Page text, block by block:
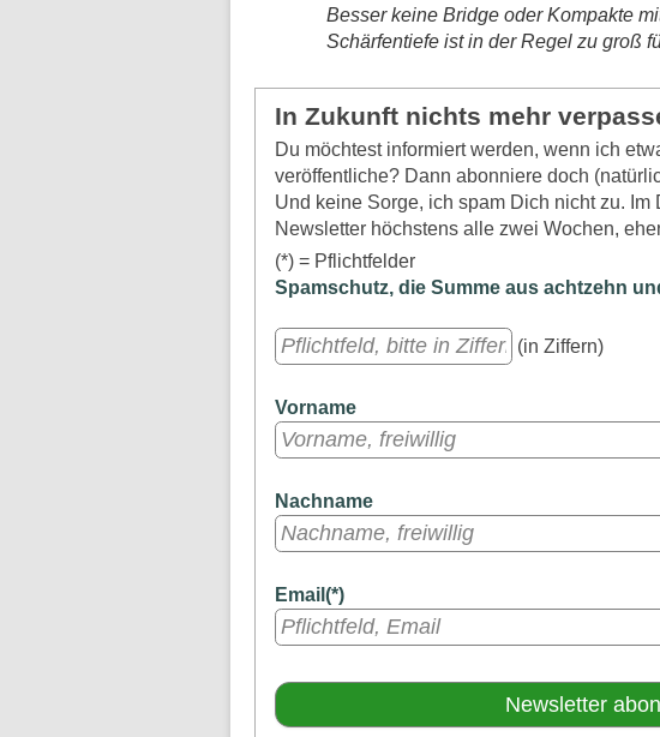
Besser keine Bridge oder Kompakte
Schärfentiefe ist in der Regel zu groß
In Zukunft nichts mehr
Du möchtest informiert werden, wenn ich
veröffentliche? Dann abonniere doch
Und keine Sorge, ich spam Dich nicht zu. Im
Newsletter höchstens alle zwei Wochen,
(*) = Pflichtfelder
Spamschutz, die Summe aus achtzehn
(in Ziffern)
Vorname
Nachname
Email(*)